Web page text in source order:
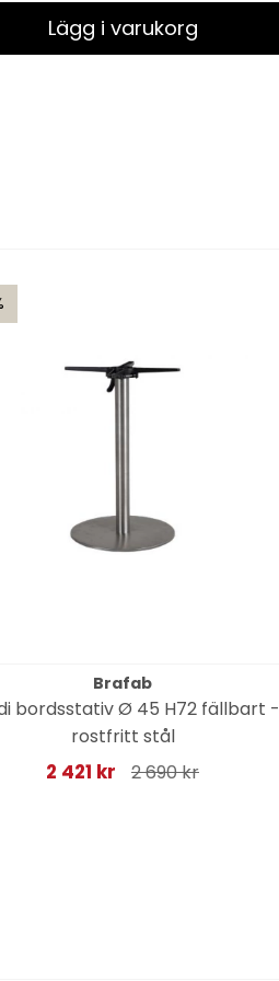
Lägg i varukorg
Brafab
bordsstativ Ø 45 H72 fällbart -
rostfritt stål
2 421 kr 2 690 kr